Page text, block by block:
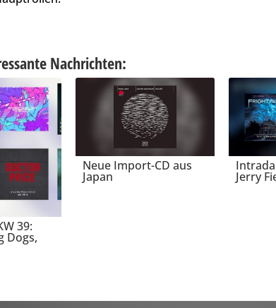
Nachrichten:
39:
Dogs,
Neue Import-CD aus
Japan Jerry